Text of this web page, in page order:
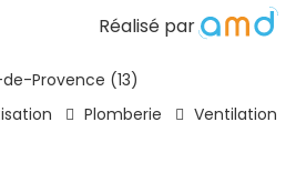
Réalisé par
Provence (13)
Plomberie
Ventilation